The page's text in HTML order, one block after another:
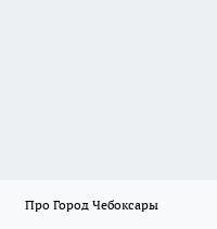
Про Город Чебоксары